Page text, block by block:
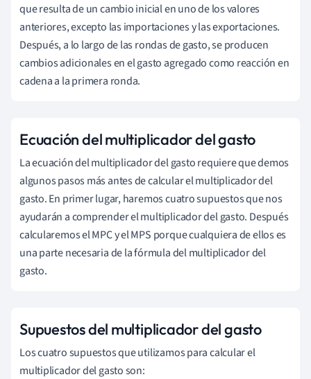
que resulta de un cambio inicial en uno de los valores
anteriores, excepto las importaciones y las exportaciones.
Después, a lo largo de las rondas de gasto, se producen
cambios adicionales en el gasto agregado como reacción en
cadena a la primera ronda.
Ecuación del multiplicador del gasto
La ecuación del multiplicador del gasto requiere que demos
algunos pasos más antes de calcular el multiplicador del
gasto. En primer lugar, haremos cuatro supuestos que nos
ayudarán a comprender el multiplicador del gasto. Después
calcularemos el MPC y el MPS porque cualquiera de ellos es
una parte necesaria de la fórmula del multiplicador del
gasto.
Supuestos del multiplicador del gasto
Los cuatro supuestos que utilizamos para calcular el
multiplicador del gasto son: